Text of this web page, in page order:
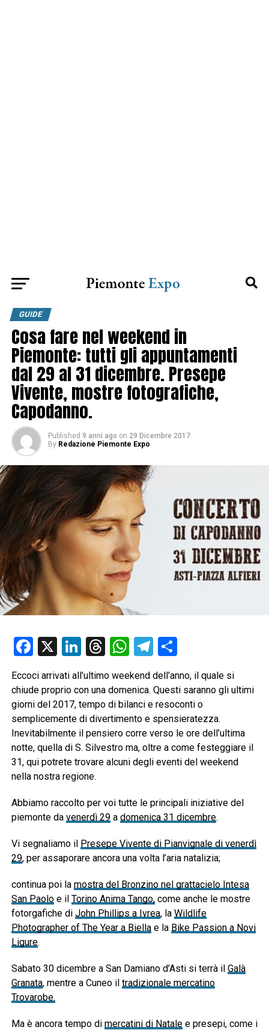
GUIDE
Cosa fare nel weekend in
Piemonte: tutti gli appuntamenti
dal 29 al 31 dicembre. Presepe
Vivente, mostre fotografiche,
Capodanno.
Published 9 anni ago on 29 Dicembre 2017
By Redazione Piemonte Expo
Facebook
X LinkedIn
Threads
WhatsApp
Telegram
Condividi
Eccoci arrivati all’ultimo weekend dell’anno, il quale si
chiude proprio con una domenica. Questi saranno gli ultimi
giorni del 2017, tempo di bilanci e resoconti o
semplicemente di divertimento e spensieratezza.
Inevitabilmente il pensiero corre verso le ore dell’ultima
notte, quella di S. Silvestro ma, oltre a come festeggiare il
31, qui potrete trovare alcuni degli eventi del weekend
nella nostra regione.
Abbiamo raccolto per voi tutte le principali iniziative del
piemonte da venerdì 29a domenica 31 dicembre.
Vi segnaliamo il Presepe Vivente di Pianvignale di venerdì
29, per assaporare ancora una volta l’aria natalizia;
continua poi la mostra del Bronzino nel grattacielo Intesa
San Paoloe il Torino Anima Tango,come anche le mostre
fotorgafiche di John Phillips a Ivrea, la Wildlife
Photographer of The Year a Biellae la Bike Passion a Novi
Ligure.
Sabato 30 dicembre a San Damiano d’Asti si terrà il Galà
Granata, mentre a Cuneo il tradizionale mercatino
Trovarobe.
Ma è ancora tempo di mercatini di Natalee presepi, come i